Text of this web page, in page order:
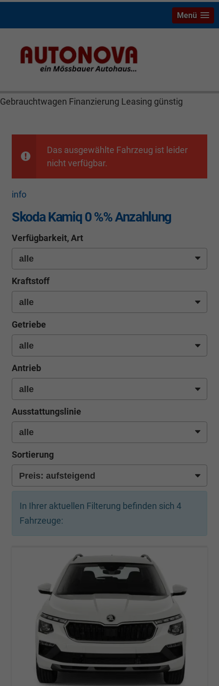
Skoda Kamiq Mössbauer Autonova Bayreuth Brucker
MGS Räthel Marktredwitz Wiesau Wunsiedel Hof
Gebrauchtwagen Finanzierung Leasing günstig
Menü
Das ausgewählte Fahrzeug ist leider
nicht verfügbar.
info
Skoda Kamiq 0 %% Anzahlung
Verfügbarkeit, Art
Kraftstoff
Getriebe
Antrieb
Ausstattungslinie
Sortierung
In Ihrer aktuellen Filterung befinden sich 4
Fahrzeuge: